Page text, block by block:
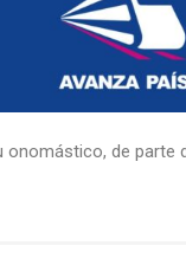
onomástico, de parte